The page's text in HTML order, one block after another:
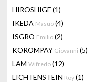
HIROSHIGE (1)
IKEDA Masuo (4)
ISGRO Emilio (2)
KOROMPAY Giovanni (5)
LAM Wifredo (12)
LICHTENSTEIN Roy (1)